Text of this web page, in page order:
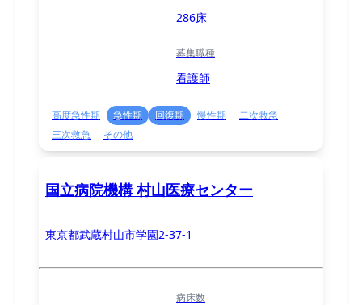
286床
募集職種
看護師
高度急性期 急性期 回復期 慢性期
二次救急
三次救急
その他
国立病院機構 村山医療センター
東京都武蔵村山市学園2-37-1
病床数